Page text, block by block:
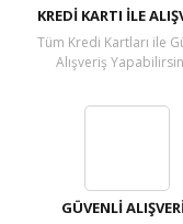
KREDİ KARTI İLE
Tüm Kredi Kartları ile
Alışveriş
GÜVENLİ